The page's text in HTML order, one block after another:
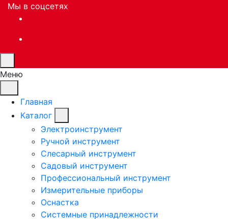
Мы в соцсетях
Меню
Главная
Каталог
Электроинструмент
Ручной инструмент
Слесарный инструмент
Садовый инструмент
Профессиональный инструмент
Измерительные приборы
Оснастка
Системные принадлежности